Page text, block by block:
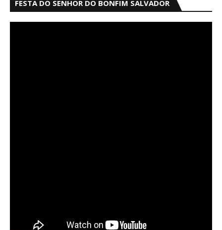
FESTA DO SENHOR DO BONFIM SALVADOR